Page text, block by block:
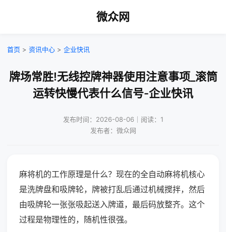
微众网
首页 > 资讯中心 > 企业快讯
牌场常胜!无线控牌神器使用注意事项_滚筒
运转快慢代表什么信号-企业快讯
发布时间：2026-08-06｜阅读：1
发布者：微众网
麻将机的工作原理是什么？现在的全自动麻将机核心
是洗牌盘和吸牌轮，牌被打乱后通过机械搅拌，然后
由吸牌轮一张张吸起送入牌道，最后码放整齐。这个
过程是物理性的，随机性很强。